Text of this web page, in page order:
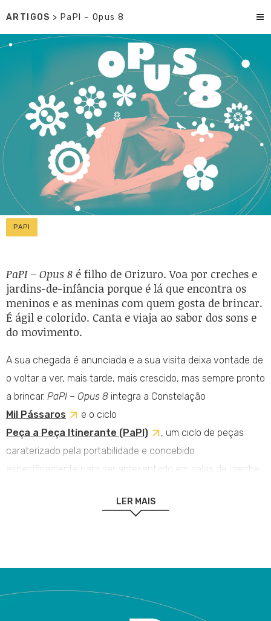
ARTIGOS > PaPI – Opus 8
PAPI
PaPI – Opus 8 é filho de Orizuro. Voa por creches e
jardins-de-infância porque é lá que encontra os
meninos e as meninas com quem gosta de brincar.
É ágil e colorido. Canta e viaja ao sabor dos sons e
do movimento.
A sua chegada é anunciada e a sua visita deixa vontade de
o voltar a ver, mais tarde, mais crescido, mas sempre pronto
a brincar. PaPI – Opus 8 integra a Constelação
Mil Pássaros
e o ciclo
Peça a Peça Itinerante (PaPI)
, um ciclo de peças
caraterizado pela portabilidade e concebido
especificamente para ser apresentado em salas de creche
LER MAIS